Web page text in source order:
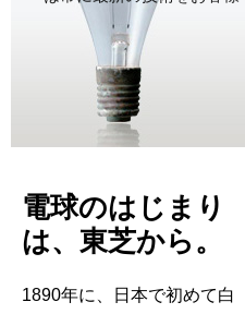
電球のはじまり
は、東芝から。
1890年に、日本で初めて白